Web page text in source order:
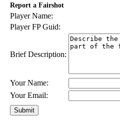
Report a Fairshot
Player Name:
Player FP Guid:
Brief Description:
Your Name:
Your Email: